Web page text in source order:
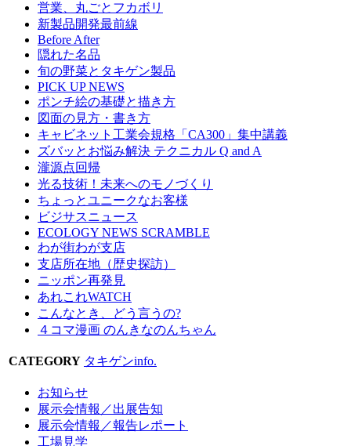
営業、丸ごとフカボリ
新製品開発最前線
Before After
隠れた名品
旬の野菜とタキゲン製品
PICK UP NEWS
ポンチ絵の基礎と描き方
図面の見方・書き方
キャビネット工業会規格「CA300」集中講義
ズバッとお悩み解決 テクニカル Q and A
瀧源点回帰
光る技術！未来へのモノづくり
ちょっとユニークなお客様
ビジサスニュース
ECOLOGY NEWS SCRAMBLE
わが街わが支店
支店所在地（歴史探訪）
ニッポン再発見
あれこれWATCH
こんなとき、どう言うの?
４コマ漫画 のんきなのんちゃん
CATEGORY タキゲンinfo.
お知らせ
展示会情報／出展告知
展示会情報／報告レポート
工場見学